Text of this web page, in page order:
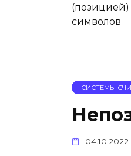
символов
СИСТЕМЫ
04.10.2022